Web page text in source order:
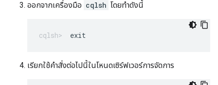
ออกจากเครื่องมือ cqlsh โดยทำดังนี้
exit
เรียกใช้คำสั่งต่อไปนี้ในโหนดเซิร์ฟเวอร์การจัดการ